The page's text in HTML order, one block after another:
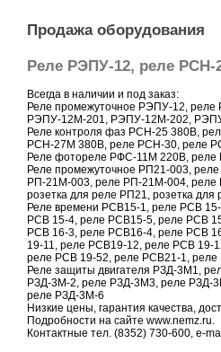
Продажа оборудования
Реле РЭПУ-12, реле
Всегда в наличии и под заказ:
Реле промежуточное РЭПУ-12,
РЭПУ-12М-201, РЭПУ-12М-202,
Реле контроля фаз РСН-25 380В,
РСН-27М 380В, реле РСН-30, реле
Реле фотореле РФС-11М 220В,
Реле промежуточное РП21-003,
РП-21М-003, реле РП-21М-004,
розетка для реле РП21, розетка
Реле времени РСВ15-1, реле РСВ
РСВ 15-4, реле РСВ15-5, реле РСВ
РСВ 16-3, реле РСВ16-4, реле РСВ
19-11, реле РСВ19-12, реле РСВ
реле РСВ 19-52, реле РСВ21-1,
Реле защиты двигателя РЗД-3М1,
РЗД-3М-2, реле РЗД-3М3, реле РЗД-
реле РЗД-3М-6
Низкие цены, гарантия качества,
Подробности на сайте www.nemz.ru.
Контактные тел. (8352) 730-600, e-